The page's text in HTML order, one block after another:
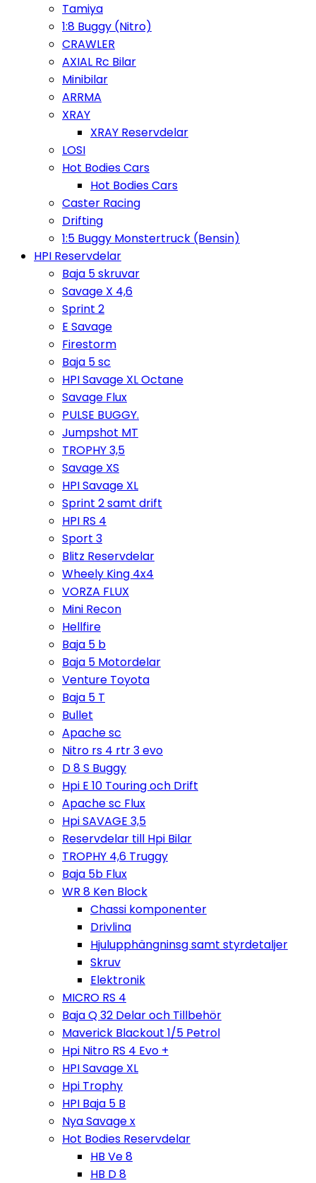
Tamiya
1:8 Buggy (Nitro)
CRAWLER
AXIAL Rc Bilar
Minibilar
ARRMA
XRAY
XRAY Reservdelar
LOSI
Hot Bodies Cars
Hot Bodies Cars
Caster Racing
Drifting
1:5 Buggy Monstertruck (Bensin)
HPI Reservdelar
Baja 5 skruvar
Savage X 4,6
Sprint 2
E Savage
Firestorm
Baja 5 sc
HPI Savage XL Octane
Savage Flux
PULSE BUGGY.
Jumpshot MT
TROPHY 3,5
Savage XS
HPI Savage XL
Sprint 2 samt drift
HPI RS 4
Sport 3
Blitz Reservdelar
Wheely King 4x4
VORZA FLUX
Mini Recon
Hellfire
Baja 5 b
Baja 5 Motordelar
Venture Toyota
Baja 5 T
Bullet
Apache sc
Nitro rs 4 rtr 3 evo
D 8 S Buggy
Hpi E 10 Touring och Drift
Apache sc Flux
Hpi SAVAGE 3,5
Reservdelar till Hpi Bilar
TROPHY 4,6 Truggy
Baja 5b Flux
WR 8 Ken Block
Chassi komponenter
Drivlina
Hjulupphängninsg samt styrdetaljer
Skruv
Elektronik
MICRO RS 4
Baja Q 32 Delar och Tillbehör
Maverick Blackout 1/5 Petrol
Hpi Nitro RS 4 Evo +
HPI Savage XL
Hpi Trophy
HPI Baja 5 B
Nya Savage x
Hot Bodies Reservdelar
HB Ve 8
HB D 8